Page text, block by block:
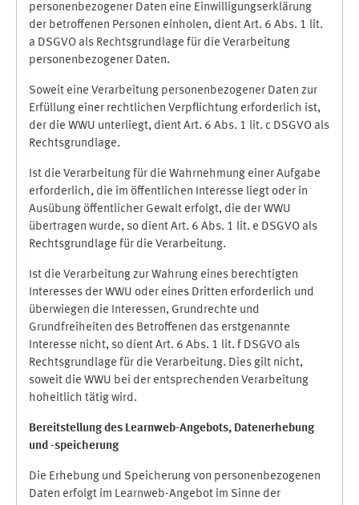
personenbezogener Daten eine Einwilligungserklärung
der betroffenen Personen einholen, dient Art. 6 Abs. 1 lit.
a DSGVO als Rechtsgrundlage für die Verarbeitung
personenbezogener Daten.
Soweit eine Verarbeitung personenbezogener Daten zur
Erfüllung einer rechtlichen Verpflichtung erforderlich ist,
der die WWU unterliegt, dient Art. 6 Abs. 1 lit. c DSGVO als
Rechtsgrundlage.
Ist die Verarbeitung für die Wahrnehmung einer Aufgabe
erforderlich, die im öffentlichen Interesse liegt oder in
Ausübung öffentlicher Gewalt erfolgt, die der WWU
übertragen wurde, so dient Art. 6 Abs. 1 lit. e DSGVO als
Rechtsgrundlage für die Verarbeitung.
Ist die Verarbeitung zur Wahrung eines berechtigten
Interesses der WWU oder eines Dritten erforderlich und
überwiegen die Interessen, Grundrechte und
Grundfreiheiten des Betroffenen das erstgenannte
Interesse nicht, so dient Art. 6 Abs. 1 lit. f DSGVO als
Rechtsgrundlage für die Verarbeitung. Dies gilt nicht,
soweit die WWU bei der entsprechenden Verarbeitung
hoheitlich tätig wird.
Bereitstellung des Learnweb-Angebots, Datenerhebung
und -speicherung
Die Erhebung und Speicherung von personenbezogenen
Daten erfolgt im Learnweb-Angebot im Sinne der